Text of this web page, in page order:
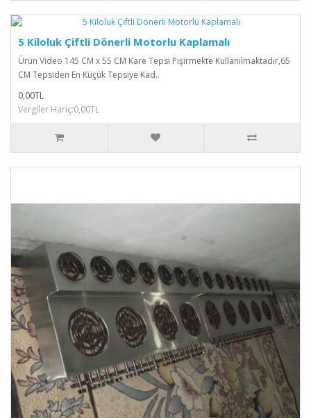
5 Kiloluk Çiftli Dönerli Motorlu Kaplamalı
Ürün Video 145 CM x 55 CM Kare Tepsi Pişirmekte Kullanılmaktadır,65
CM Tepsiden En Küçük Tepsiye Kad..
0,00TL
Vergiler Hariç:0,00TL